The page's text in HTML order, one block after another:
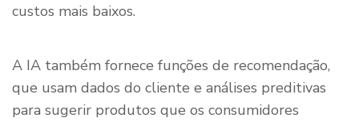
custos mais baixos.
A IA também fornece funções de recomendação,
que usam dados do cliente e análises preditivas
para sugerir produtos que os consumidores